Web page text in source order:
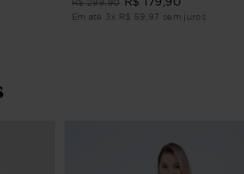
R$ 299,90
Em até 3x R$ 59 97 sem juros